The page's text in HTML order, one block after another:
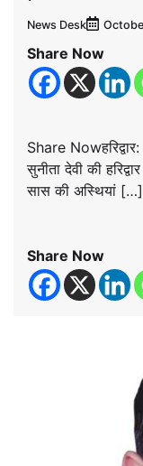
News Desk
Share Now
Share
सुनीता देवी की
सास की अस्थियां […]
Share Now